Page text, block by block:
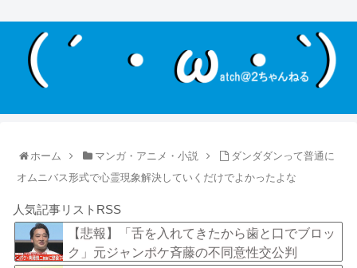
ホーム マンガ・アニメ・小説
ダンダダンって普通に
オムニバス形式で心霊現象解決していくだけでよかったよな
人気記事リストRSS
【悲報】「舌を入れてきたから歯と口でブロッ
ク」元ジャンポケ斉藤の不同意性交公判